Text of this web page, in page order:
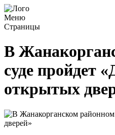
Меню
Страницы
В
суде пройдет
открытых